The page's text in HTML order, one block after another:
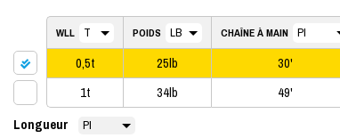
WLL
0,5t
1t
POIDS
25lb
34lb
CHAÎNE À MAIN
30'
49'
Longueur